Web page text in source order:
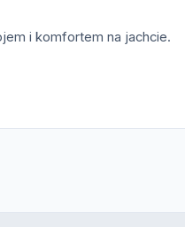
i komfortem na jachcie.